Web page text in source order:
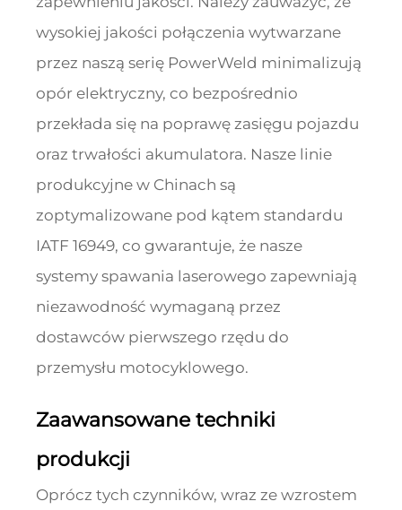
wysokiej jakości połączenia wytwarzane
przez naszą serię PowerWeld minimalizują
opór elektryczny, co bezpośrednio
przekłada się na poprawę zasięgu pojazdu
oraz trwałości akumulatora. Nasze linie
produkcyjne w Chinach są
zoptymalizowane pod kątem standardu
IATF 16949, co gwarantuje, że nasze
systemy spawania laserowego zapewniają
niezawodność wymaganą przez
dostawców pierwszego rzędu do
przemysłu motocyklowego.
Zaawansowane techniki
produkcji
Oprócz tych czynników, wraz ze wzrostem